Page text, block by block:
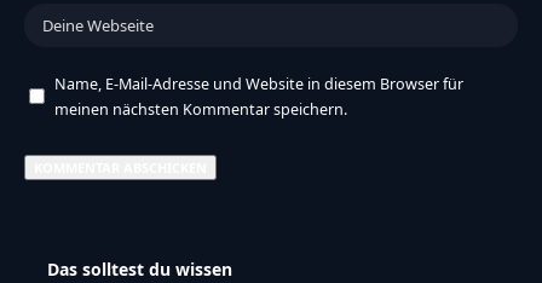
Name, E-Mail-Adresse und Website in diesem Browser für
meinen nächsten Kommentar speichern.
Das solltest du wissen